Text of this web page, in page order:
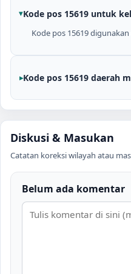
Kode pos 15619 untuk
Kode pos 15619
Kode pos 15619 daerah
Diskusi & Masukan
Catatan koreksi wilayah atau
Belum ada komentar